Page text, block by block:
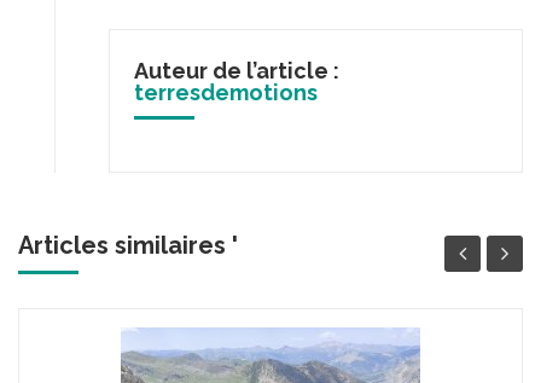
Auteur de l’article :
terresdemotions
Articles similaires '